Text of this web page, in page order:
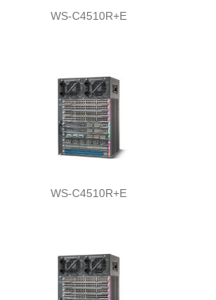
WS-C4510R+E
WS-C4510R+E